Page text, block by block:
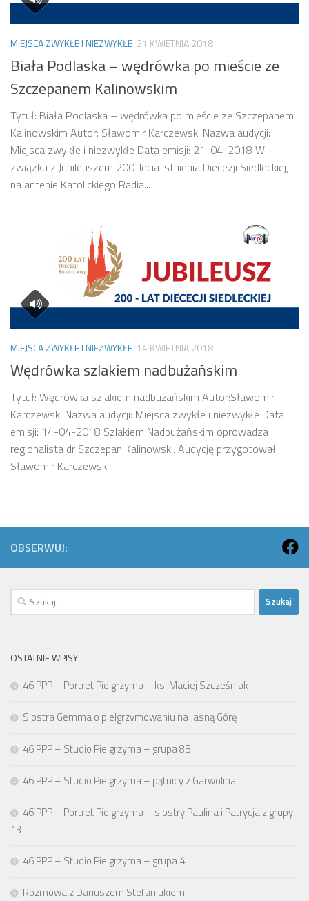
MIEJSCA ZWYKŁE I NIEZWYKŁE 21 KWIETNIA 2018
Biała Podlaska – wędrówka po mieście ze
Szczepanem Kalinowskim
Tytuł: Biała Podlaska – wędrówka po mieście ze Szczepanem
Kalinowskim Autor: Sławomir Karczewski Nazwa audycji:
Miejsca zwykłe i niezwykłe Data emisji: 21-04-2018 W
związku z Jubileuszem 200-lecia istnienia Diecezji Siedleckiej,
na antenie Katolickiego Radia...
MIEJSCA ZWYKŁE I NIEZWYKŁE 14 KWIETNIA 2018
Wędrówka szlakiem nadbużańskim
Tytuł: Wędrówka szlakiem nadbużańskim Autor:Sławomir
Karczewski Nazwa audycji: Miejsca zwykłe i niezwykłe Data
emisji: 14-04-2018 Szlakiem Nadbużańskim oprowadza
regionalista dr Szczepan Kalinowski. Audycję przygotował
Sławomir Karczewski.
OBSERWUJ:
Szukaj:
OSTATNIE WPISY
46 PPP – Portret Pielgrzyma – ks. Maciej Szcześniak
Siostra Gemma o pielgrzymowaniu na Jasną Górę
46 PPP – Studio Pielgrzyma – grupa 8B
46 PPP – Studio Pielgrzyma – pątnicy z Garwolina
46 PPP – Portret Pielgrzyma – siostry Paulina i Patrycja z grupy
13
46 PPP – Studio Pielgrzyma – grupa 4
Rozmowa z Dariuszem Stefaniukiem